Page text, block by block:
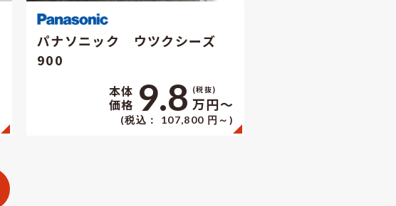
パナソニック ウツクシーズ
900
本体
価格 9.8 (税抜)
万円〜
(税込： 107,800 円～)